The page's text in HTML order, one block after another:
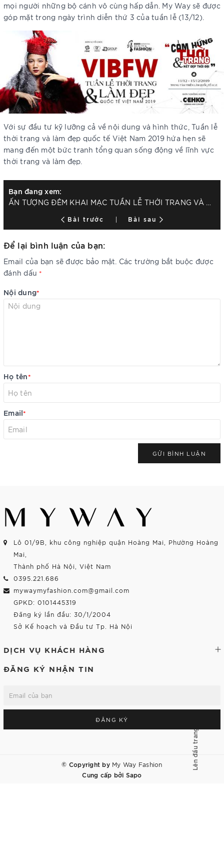
mọi người những bộ cánh vô cùng hấp dẫn. My Way sẽ được
góp mặt trong ngày trình diễn thứ 3 của tuần lễ (13/12).
Với sự đầu tư kỹ lưỡng cả về nội dung và hình thức, Tuần lễ
thời trang và làm đẹp quốc tế Việt Nam 2019 hứa hẹn sẽ
mang đến một bức tranh tổng quan sống động về lĩnh vực
thời trang và làm đẹp.
Bạn đang xem:
Bài trước Bài sau
Để lại bình luận của bạn:
Email của bạn sẽ được bảo mật. Các trường bắt buộc được
đánh dấu *
Nội dung*
Họ tên*
Email*
GỬI BÌNH LUẬN
Lô 01/9B, khu công nghiệp quận Hoàng Mai, Phường Hoàng
Mai,
Thành phố Hà Nội, Việt Nam
0395.221.686
mywaymyfashion.com@gmail.com
GPKD: 0101445319
Đăng ký lần đầu: 30/1/2004
Sở Kế hoạch và Đầu tư Tp. Hà Nội
DỊCH VỤ KHÁCH HÀNG
ĐĂNG KÝ NHẬN TIN
ĐĂNG KÝ
© Copyright by My Way Fashion
Cung cấp bởi Sapo
Lên đầu trang